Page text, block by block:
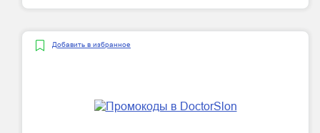
Добавить в избранное